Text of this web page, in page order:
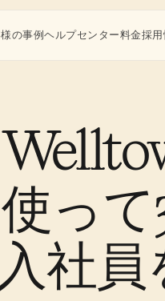
使っ
入社
の事例ヘルプセンター料金採